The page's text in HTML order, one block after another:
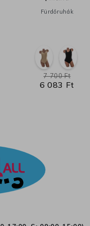
Fürdőruhák
6 083 Ft
7 700 Ft